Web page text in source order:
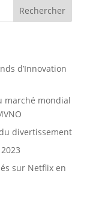
Rechercher
d’Innovation
marché mondial
divertissement
sur Netflix en